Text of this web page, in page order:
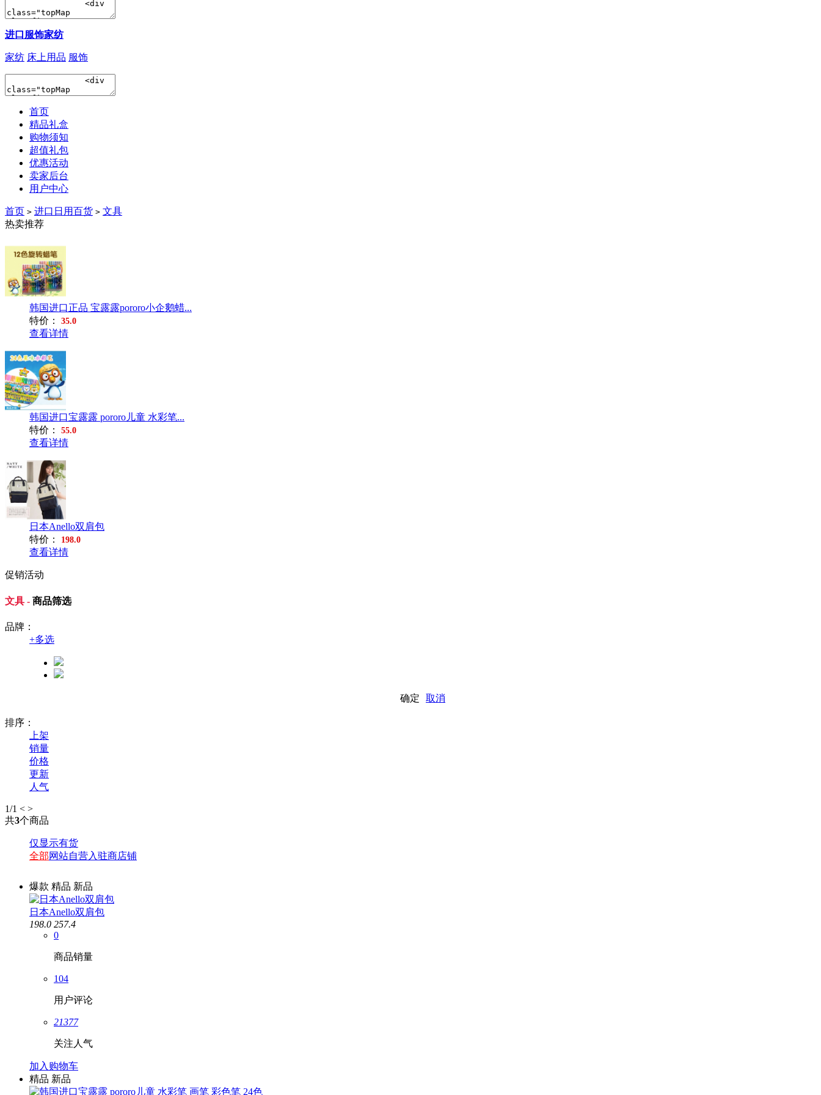
进口服饰家纺
家纺 床上用品 服饰
首页
精品礼盒
购物须知
超值礼包
优惠活动
卖家后台
用户中心
首页 > 进口日用百货 > 文具
热卖推荐
韩国进口正品 宝露露pororo小企鹅蜡...
特价：
35.0
查看详情
韩国进口宝露露 pororo儿童 水彩笔...
特价：
55.0
查看详情
日本Anello双肩包
特价：
198.0
查看详情
促销活动
文具 - 商品筛选
品牌：
+多选
确定 取消
排序：
上架
销量
价格
更新
人气
1/1 < >
共3个商品
仅显示有货
全部网站自营入驻商店铺
爆款 精品 新品
日本Anello双肩包
198.0 257.4
0
商品销量
104
用户评论
21377
关注人气
加入购物车
精品 新品